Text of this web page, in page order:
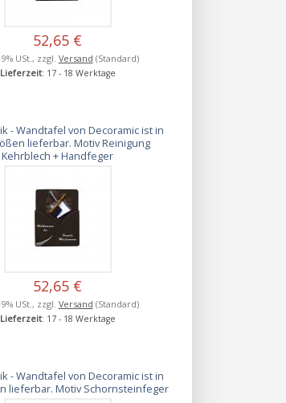
52,65 €
USt., zzgl. Versand (Standard)
Lieferzeit: 17 - 18 Werktage
- Wandtafel von Decoramic ist in
lieferbar. Motiv Reinigung
Kehrblech + Handfeger
52,65 €
USt., zzgl. Versand (Standard)
Lieferzeit: 17 - 18 Werktage
- Wandtafel von Decoramic ist in
lieferbar. Motiv Schornsteinfeger